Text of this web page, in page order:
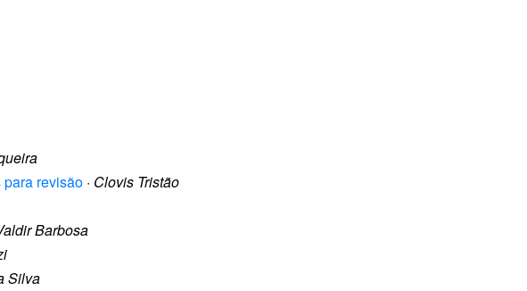
para revisão · Clovis Tristão
Barbosa
Silva